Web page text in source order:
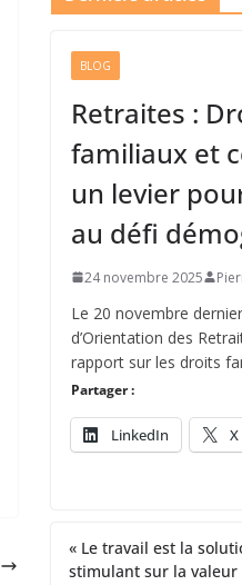
BLOG
Retraites :
familiaux et
un levier
au défi
24 novembre 2025
Le 20 novembre
d’Orientation des
rapport sur les droits
Partager :
LinkedIn X
« Le travail est la
stimulant sur la valeur